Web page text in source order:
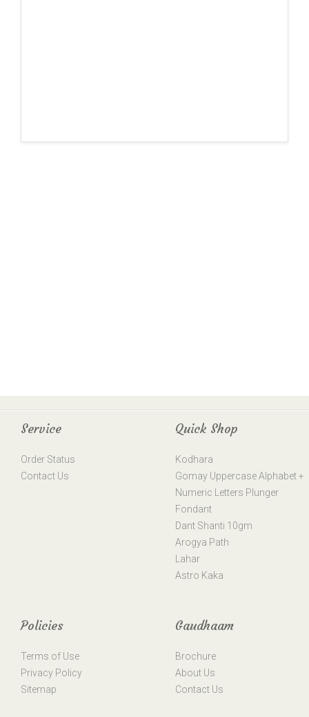
Service
Order Status
Contact Us
Quick Shop
Kodhara
Gomay Uppercase Alphabet +
Numeric Letters Plunger
Fondant
Dant Shanti 10gm
Arogya Path
Lahar
Astro Kaka
Policies
Terms of Use
Privacy Policy
Sitemap
Gaudhaam
Brochure
About Us
Contact Us